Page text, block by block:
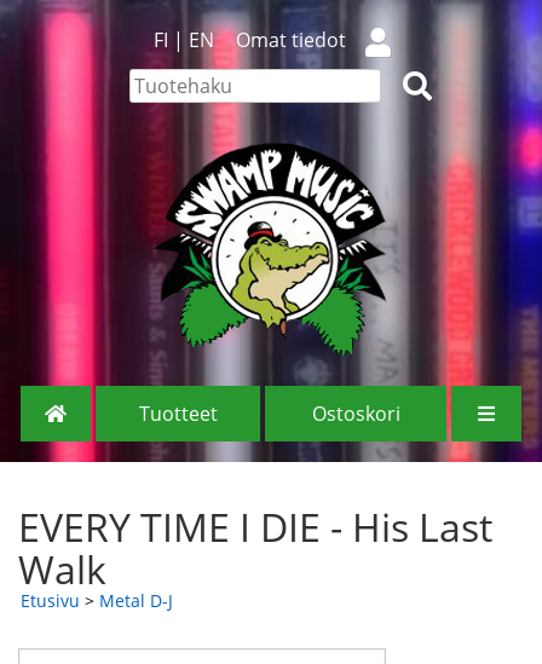
FI | EN Omat tiedot
Tuotteet Ostoskori
EVERY TIME I DIE - His Last
Walk
Etusivu > Metal D-J